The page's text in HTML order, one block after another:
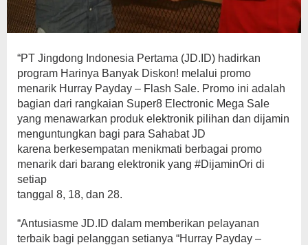
“PT Jingdong Indonesia Pertama (JD.ID) hadirkan
program Harinya Banyak Diskon! melalui promo
menarik Hurray Payday – Flash Sale. Promo ini adalah
bagian dari rangkaian Super8 Electronic Mega Sale
yang menawarkan produk elektronik pilihan dan dijamin
menguntungkan bagi para Sahabat JD
karena berkesempatan menikmati berbagai promo
menarik dari barang elektronik yang #DijaminOri di
setiap
tanggal 8, 18, dan 28.
“Antusiasme JD.ID dalam memberikan pelayanan
terbaik bagi pelanggan setianya “Hurray Payday –